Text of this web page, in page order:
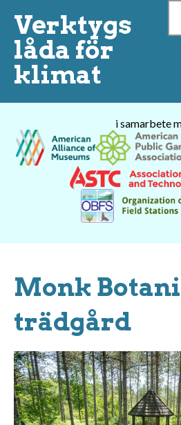
Verktygs
låda för
klimat
i samarbete
Monk
trädgård